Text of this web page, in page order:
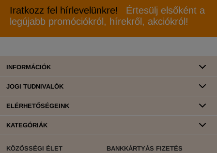
Iratkozz fel hírlevelünkre!
Értesülj elsőként a
legújabb promóciókról, hírekről, akciókról!
INFORMÁCIÓK
JOGI TUDNIVALÓK
ELÉRHETŐSÉGEINK
KATEGÓRIÁK
KÖZÖSSÉGI ÉLET BANKKÁRTYÁS FIZETÉS